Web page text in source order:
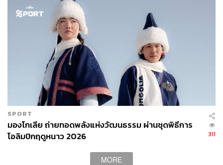
เสน่ห์ลึกซึ้งตามเอกลักษณ์ของแบรนด์ด้วย
ส่วนชุดที่ได้รับเสียงปรบมือดังที่สุดคือชุดประจำชาติของทัพ
นักกีฬามองโกเลีย ที่แม้จะเป็นชาติเล็กๆ ที่ส่งนักกีฬาเข้าร่วม
เพียง 42 คน แต่ผลงานการออกแบบชุดของ Michel &
Amazonka แบรนด์แฟชั่นท้องถิ่นที่อยู่ในเมืองอูลานบาตอร์
ต้องบอกว่าเอาเหรียญทองเรื่องชุดไปเลยก็ได้
SPORT
มองโกเลีย ถ่ายทอดพลังแห่งวัฒนธรรม ผ่านชุดพิธีการ
โอลิมปิกฤดูหนาว 2026
311
MORE